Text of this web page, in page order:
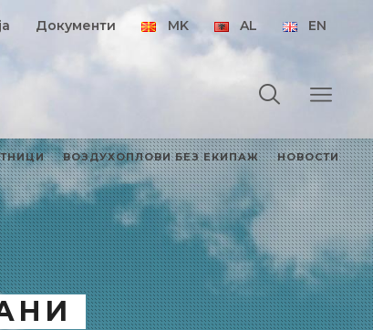
Документи MK AL EN
ВОЗДУХОПЛОВИ БЕЗ ЕКИПАЖ НОВОСТИ